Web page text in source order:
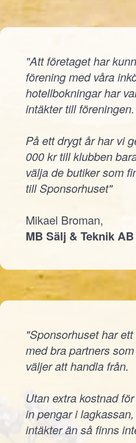
"Att företaget har
förening med våra
hotellbokningar har
intäkter till föreningen.
På ett drygt år har vi
000 kr till klubben
välja de butiker som
till Sponsorhuset"
Mikael Broman,
MB Sälj & Teknik AB
"Sponsorhuset har
med bra partners
väljer att handla från.
Utan extra kostnad
in pengar i
intäkter än så finns